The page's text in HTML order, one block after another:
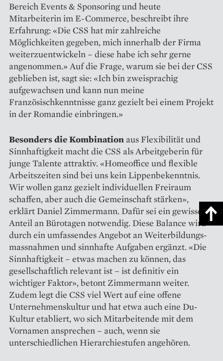
Bereich Events & Sponsoring und heute
Mitarbeiterin im E-Commerce, beschreibt ihre
Erfahrung: «Die CSS hat mir zahlreiche
Möglichkeiten gegeben, mich innerhalb der Firma
weiterzuentwickeln – diese habe ich sehr gerne
angenommen.» Auf die Frage, warum sie bei der CSS
geblieben ist, sagt sie: «Ich bin zweisprachig
aufgewachsen und kann nun meine
Französischkenntnisse ganz gezielt bei einem Projekt
in der Romandie einbringen.»
Besonders die Kombination aus ­Flexibilität und
Sinnhaftigkeit macht die CSS als Arbeitgeberin für
junge Talente attraktiv. «Homeoffice und flexible
Arbeitszeiten sind bei uns kein Lippenbekenntnis.
Wir wollen ganz gezielt individuellen Freiraum
schaffen, aber auch die Gemeinschaft stärken»,
erklärt Daniel Zimmermann. Dafür sei ein gewisser
Anteil an Bürotagen notwendig. Diese Balance wird
durch ein umfassendes Angebot an Weiterbildungs­
massnahmen und sinnhafte Aufgaben ergänzt. «Die
Sinnhaftigkeit – etwas machen zu können, das
gesellschaftlich relevant ist – ist definitiv ein
wichtiger Faktor», betont Zimmermann weiter.
Zudem legt die CSS viel Wert auf eine offene
Unternehmenskultur und hat etwa auch eine Du-
Kultur etabliert, wo sich Mitarbeitende mit dem
Vornamen ansprechen – auch, wenn sie
unterschiedlichen Hierarchiestufen angehören.